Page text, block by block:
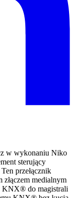
w wykonaniu Niko
sterujący
przełącznik
złączem medialnym
KNX® do magistrali